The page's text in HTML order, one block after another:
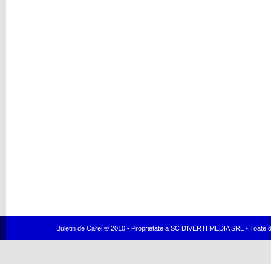
Buletin de Carei ® 2010 • Proprietate a SC DIVERTI MEDIA SRL •